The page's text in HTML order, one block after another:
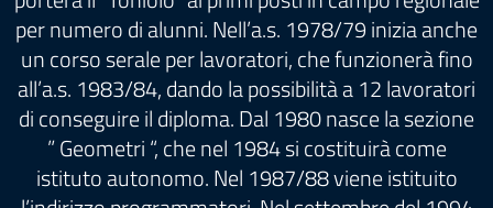
per numero di alunni. Nell’a.s. 1978/79 inizia anche
un corso serale per lavoratori, che funzionerà fino
all’a.s. 1983/84, dando la possibilità a 12 lavoratori
di conseguire il diploma. Dal 1980 nasce la sezione
” Geometri “, che nel 1984 si costituirà come
istituto autonomo. Nel 1987/88 viene istituito